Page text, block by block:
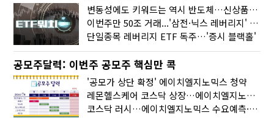
변동성에도 키워드는 역시 반도체…신상품은 우주·방산
이번주만 50조 거래...'삼전·닉스 레버리지' 수익률은 -30%
단일종목 레버리지 ETF 독주…'증시 블랙홀'
공모주달력: 이번주 공모주 핵심만 콕
'공모가 상단 확정' 에이치엘지노믹스 청약
레몬헬스케어 코스닥 상장…에이치엘지노믹스 수요예측
코스닥 러시…에이치엘지노믹스 수요예측·레메디 청약